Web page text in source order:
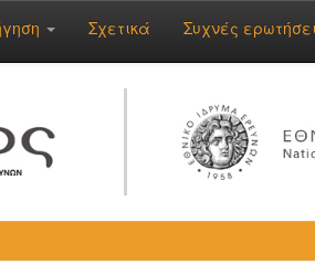
Σχετικά Συχνές